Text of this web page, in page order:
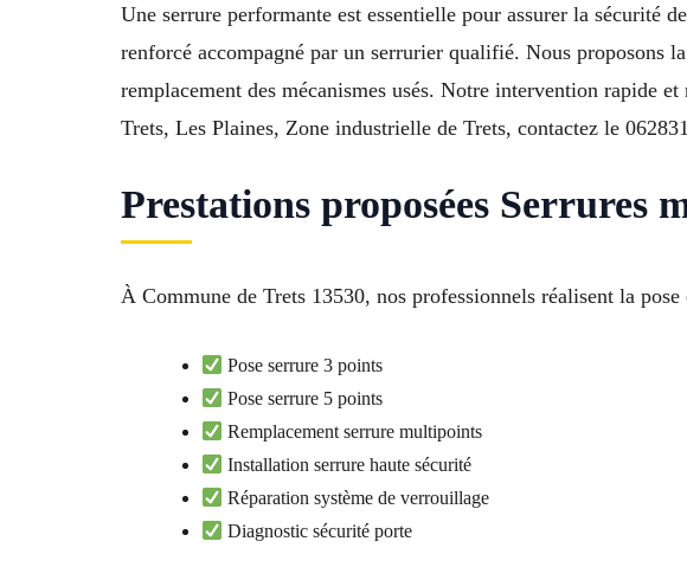
Une serrure performante est essentielle pour assurer la sécurité
renforcé accompagné par un serrurier qualifié. Nous proposons
remplacement des mécanismes usés. Notre intervention rapide
Trets, Les Plaines, Zone industrielle de Trets, contactez le
Prestations proposées Serrures
À Commune de Trets 13530, nos professionnels réalisent la
Pose serrure 3 points
Pose serrure 5 points
Remplacement serrure multipoints
Installation serrure haute sécurité
Réparation système de verrouillage
Diagnostic sécurité porte